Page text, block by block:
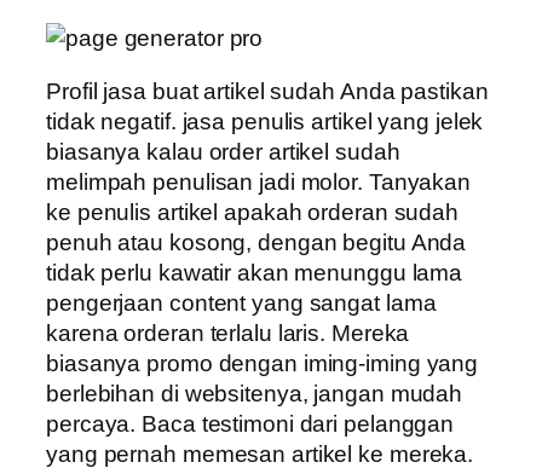
Profil jasa buat artikel sudah Anda pastikan
tidak negatif. jasa penulis artikel yang jelek
biasanya kalau order artikel sudah
melimpah penulisan jadi molor. Tanyakan
ke penulis artikel apakah orderan sudah
penuh atau kosong, dengan begitu Anda
tidak perlu kawatir akan menunggu lama
pengerjaan content yang sangat lama
karena orderan terlalu laris. Mereka
biasanya promo dengan iming-iming yang
berlebihan di websitenya, jangan mudah
percaya. Baca testimoni dari pelanggan
yang pernah memesan artikel ke mereka.